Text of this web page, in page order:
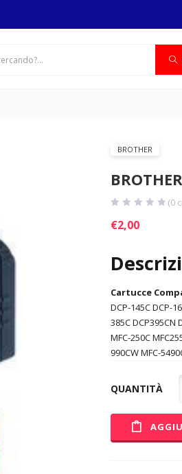
BROTHER
(0
€2,00
Cartucce
DCP-145C DCP-
385C DCP395CN
MFC-250C
990CW MFC-
QUANTITÀ